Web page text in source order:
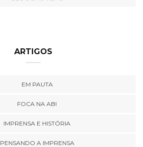
ARTIGOS
EM PAUTA
FOCA NA ABI
IMPRENSA E HISTÓRIA
PENSANDO A IMPRENSA